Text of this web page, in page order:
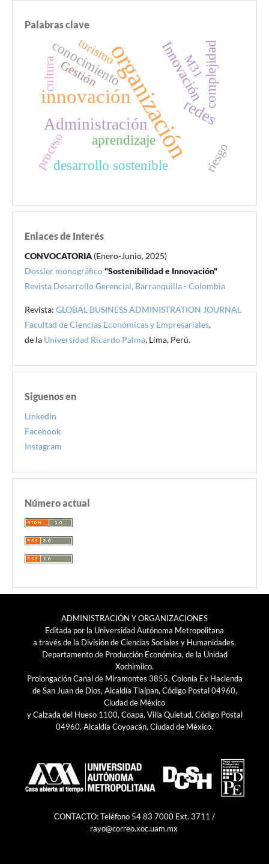
Palabras clave
organización
innovación redes
Administración
Innovación
conocimiento complejidad
aprendizaje
desarrollo sostenible
proceso
Gestión M31
riesgo
cultura
turismo
Enlaces de Interés
CONVOCATORIA (Enero-Junio, 2025)
Dossier monográfico"Sostenibilidad e Innovación"
Revista Desarrollo Gerencial, Barranquilla - Colombia
Revista: GLOBAL BUSINESS ADMINISTRATION JOURNAL
Facultad de Ciencias Económicas y Empresariales,
de la Universidad Ricardo Palma, Lima, Perú.
Siguenos en
Linkedin
Facebook
Instagram
Número actual
ADMINISTRACIÓN Y ORGANIZACIONES
Editada por la Universidad Autónoma Metropolitana
a través de la División de Ciencias Sociales y Humanidades,
Departamento de Producción Económica, de la Unidad
Xochimilco.
Prolongación Canal de Miramontes 3855, Colonia Ex Hacienda
de San Juan de Dios, Alcaldía Tlalpan, Código Postal 04960,
Ciudad de México
y Calzada del Hueso 1100, Coapa, Villa Quietud, Código Postal
04960, Alcaldía Coyoacán, Ciudad de México.
CONTACTO: Teléfono 54 83 7000 Ext. 3711 /
rayo@correo.xoc.uam.mx